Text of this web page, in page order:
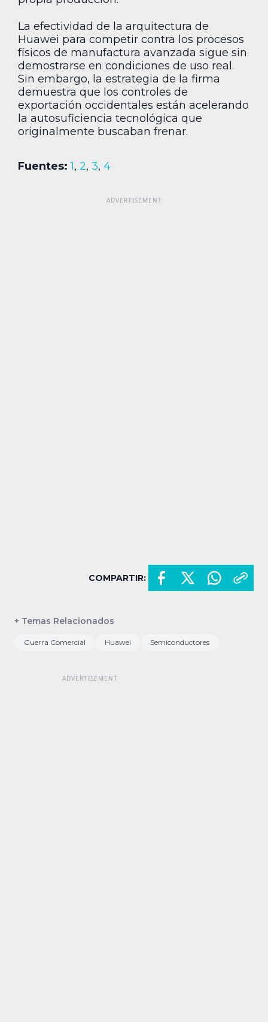
La efectividad de la arquitectura de
Huawei para competir contra los procesos
físicos de manufactura avanzada sigue sin
demostrarse en condiciones de uso real.
Sin embargo, la estrategia de la firma
demuestra que los controles de
exportación occidentales están acelerando
la autosuficiencia tecnológica que
originalmente buscaban frenar.
Fuentes: 1, 2, 3, 4
COMPARTIR:
+ Temas Relacionados
Guerra Comercial Huawei Semiconductores